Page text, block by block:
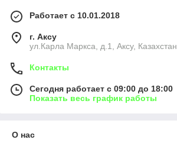
Работает с 10.01.2018
г. Аксу
ул.Карла Маркса, д.1, Аксу, Казахстан
Контакты
Сегодня работает с 09:00 до 18:00
Показать весь график работы
О нас